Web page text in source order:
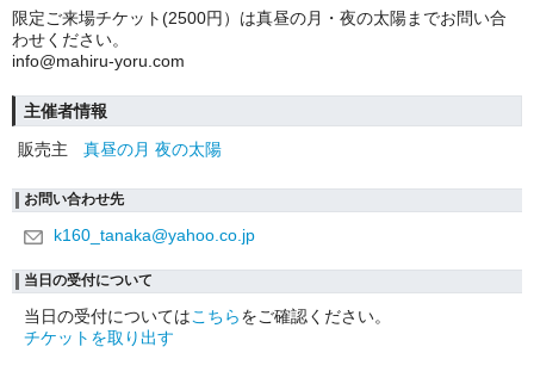
限定ご来場チケット(2500円）は真昼の月・夜の太陽までお問い合
わせください。
info@mahiru-yoru.com
主催者情報
販売主
真昼の月 夜の太陽
お問い合わせ先
k160_tanaka@yahoo.co.jp
当日の受付について
当日の受付についてはこちらをご確認ください。
チケットを取り出す